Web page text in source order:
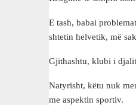
E tash, babai
shtetin helvetik, më
Gjithashtu, klubi i
Natyrisht, këtu nuk
me aspektin sportiv.